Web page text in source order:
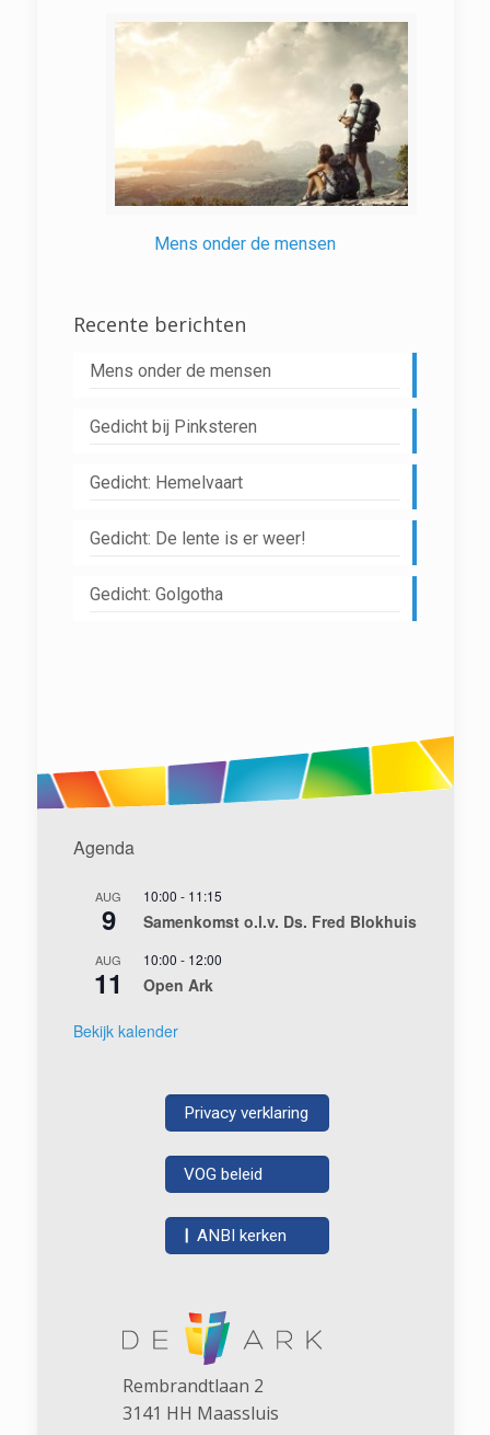
Mens onder de mensen
Recente berichten
Mens onder de mensen
Gedicht bij Pinksteren
Gedicht: Hemelvaart
Gedicht: De lente is er weer!
Gedicht: Golgotha
Agenda
AUG
9
10:00 - 11:15
Samenkomst o.l.v. Ds. Fred Blokhuis
AUG
11
10:00 - 12:00
Open Ark
Bekijk kalender
Privacy verklaring
VOG beleid
ANBI kerken
Rembrandtlaan 2
3141 HH Maassluis